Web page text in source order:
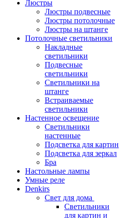
Люстры
Люстры подвесные
Люстры потолочные
Люстры на штанге
Потолочные светильники
Накладные
светильники
Подвесные
светильники
Светильники на
штанге
Встраиваемые
светильники
Настенное освещение
Светильники
настенные
Подсветка для картин
Подсветка для зеркал
Бра
Настольные лампы
Умные реле
Denkirs
Свет для дома
Светильники
для картин и